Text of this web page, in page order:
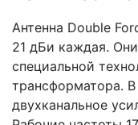
Антенна Double
21 дБи каждая.
специальной
трансформатора. В
двухканальное